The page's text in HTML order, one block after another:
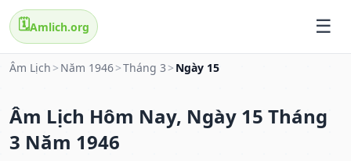
🗓️Amlich.org
Âm Lịch > Năm 1946>Tháng 3 > Ngày 15
Âm Lịch Hôm Nay, Ngày 15 Tháng
3 Năm 1946